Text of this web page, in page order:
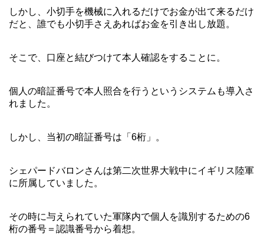
しかし、小切手を機械に入れるだけでお金が出て来るだけ
だと、誰でも小切手さえあればお金を引き出し放題。
そこで、口座と結びつけて本人確認をすることに。
個人の暗証番号で本人照合を行うというシステムも導入さ
れました。
しかし、当初の暗証番号は「6桁」。
シェパードバロンさんは第二次世界大戦中にイギリス陸軍
に所属していました。
その時に与えられていた軍隊内で個人を識別するための6
桁の番号＝認識番号から着想。